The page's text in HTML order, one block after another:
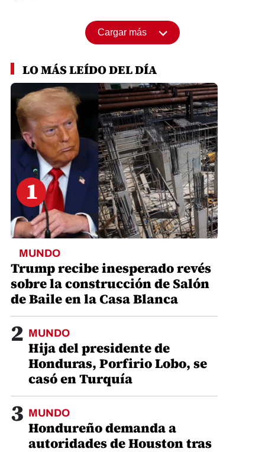
Cargar más
LO MÁS LEÍDO DEL DÍA
1
MUNDO
Trump recibe inesperado revés
sobre la construcción de Salón
de Baile en la Casa Blanca
2 MUNDO
Hija del presidente de
Honduras, Porfirio Lobo, se
casó en Turquía
3 MUNDO
Hondureño demanda a
autoridades de Houston tras